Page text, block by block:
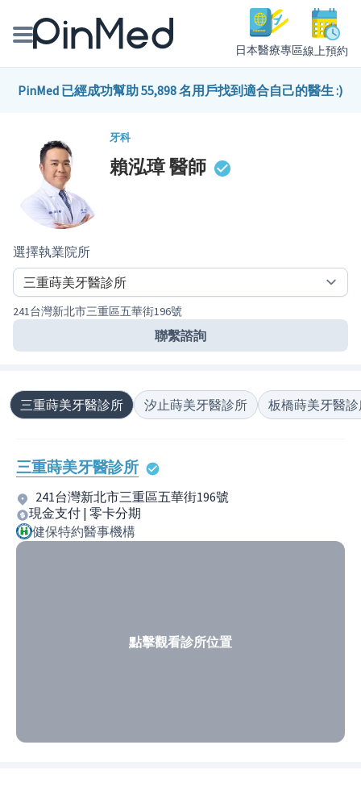
日本醫療專區線上預約
線上預約醫師、院所
健康主題館
PinMed 已經成功幫助 55,898 名用戶找到適合自己的醫生 :)
牙科
賴泓璋醫師
選擇執業院所
241台灣新北市三重區五華街196號
聯繫諮詢
三重蒔美牙醫診所 汐止蒔美牙醫診所 板橋蒔美牙醫
三重蒔美牙醫診所
241台灣新北市三重區五華街196號
現金支付 | 零卡分期
健保特約醫事機構
點擊觀看診所位置